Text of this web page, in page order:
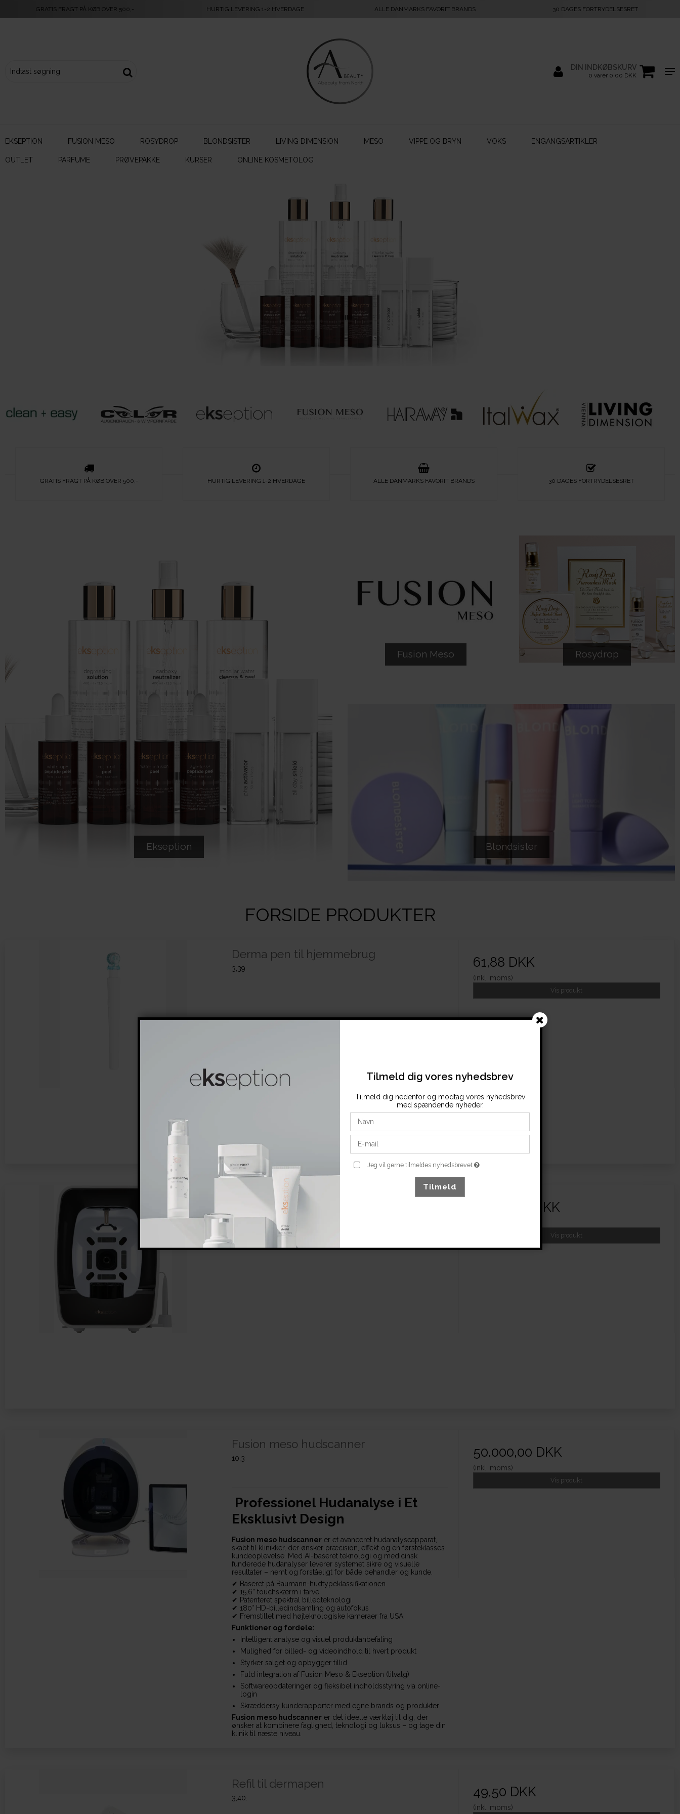
GRATIS FRAGT PÅ KØB OVER 500,- HURTIG LEVERING 1-2 HVERDAGE ALLE DANMARKS FAVORIT BRANDS 30 DAGES FORTRYDELSESRET
DIN INDKØBSKURV
0 varer 0,00 DKK
EKSEPTION FUSION MESO ROSYDROP BLONDSISTER LIVING DIMENSION MESO VIPPE OG BRYN VOKS ENGANGSARTIKLER
OUTLET PARFUME PRØVEPAKKE KURSER ONLINE KOSMETOLOG
GRATIS FRAGT PÅ KØB OVER 500,- HURTIG LEVERING 1-2 HVERDAGE ALLE DANMARKS FAVORIT BRANDS 30 DAGES FORTRYDELSESRET
Ekseption
Fusion Meso Rosydrop
Blondsister
FORSIDE PRODUKTER
Derma pen til hjemmebrug
3,39 61,88 DKK
(inkl. moms)
Vis produkt
Ekseption & Skin focus hudscanner
10,8 62.498,75 DKK
Vis produkt
Fusion meso hudscanner
10,3
Professionel Hudanalyse i Et
Eksklusivt Design
Fusion meso hudscannerer et avanceret hudanalyseapparat,
skabt til klinikker, der ønsker præcision, effekt og en førsteklasses
kundeoplevelse. Med AI-baseret teknologi og medicinsk
funderede hudanalyser leverer systemet sikre og visuelle
resultater – nemt og forståeligt for både behandler og kunde.
✔ Baseret på Baumann-hudtypeklassifikationen
✔ 15,6” touchskærm i farve
✔ Patenteret spektral billedteknologi
✔ 180° HD-billedindsamling og autofokus
✔ Fremstillet med højteknologiske kameraer fra USA
Funktioner og fordele:
Intelligent analyse og visuel produktanbefaling
Mulighed for billed- og videoindhold til hvert produkt
Styrker salget og opbygger tillid
Fuld integration af Fusion Meso & Ekseption (tilvalg)
Softwareopdateringer og fleksibel indholdsstyring via online-
login
Skræddersy kunderapporter med egne brands og produkter
Fusion meso hudscannerer det ideelle værktøj til dig, der
ønsker at kombinere faglighed, teknologi og luksus – og tage din
klinik til næste niveau.
50.000,00 DKK
(inkl. moms)
Vis produkt
Refil til dermapen
3,40. 49,50 DKK
(inkl. moms)
Tilmeld dig vores nyhedsbrev
Tilmeld dig nedenfor og modtag vores nyhedsbrev
med spændende nyheder.
Jeg vil gerne tilmeldes nyhedsbrevet
Tilmeld